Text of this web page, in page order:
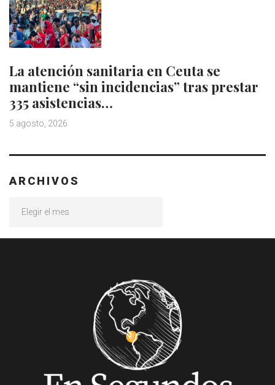
La atención sanitaria en Ceuta se
mantiene “sin incidencias” tras prestar
335 asistencias…
5 agosto, 2026
ARCHIVOS